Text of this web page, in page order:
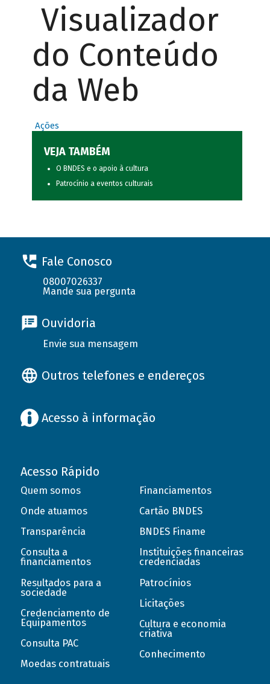
Visualizador
do Conteúdo
da Web
Ações
VEJA TAMBÉM
O BNDES e o apoio à cultura
Patrocínio a eventos culturais
Fale Conosco
08007026337
Mande sua pergunta
Ouvidoria
Envie sua mensagem
Outros telefones e endereços
Acesso à informação
Acesso Rápido
Quem somos
Onde atuamos
Transparência
Consulta a
financiamentos
Resultados para a
sociedade
Credenciamento de
Equipamentos
Consulta PAC
Moedas contratuais
Financiamentos
Cartão BNDES
BNDES Finame
Instituições financeiras
credenciadas
Patrocínios
Licitações
Cultura e economia
criativa
Conhecimento